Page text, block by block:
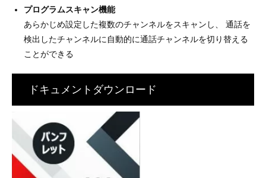
プログラムスキャン機能
あらかじめ設定した複数のチャンネルをスキャンし、 通話を
検出したチャンネルに自動的に通話チャンネルを切り替える
ことができる
ドキュメントダウンロード